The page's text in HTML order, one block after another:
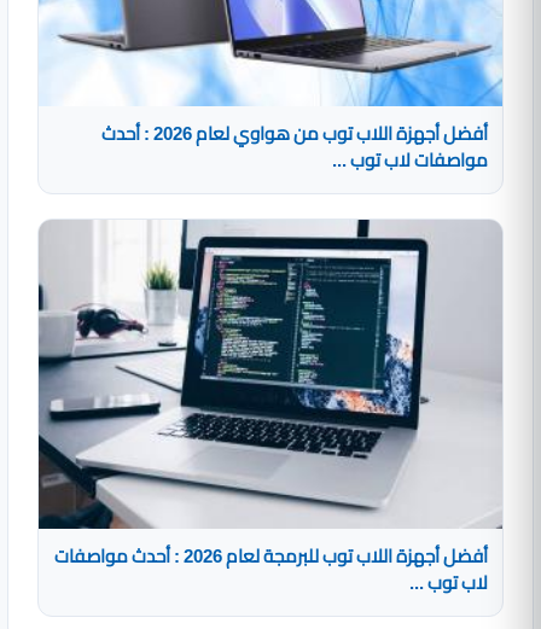
أفضل أجهزة اللاب توب من هواوي لعام 2026 : أحدث
مواصفات لاب توب ...
أفضل أجهزة اللاب توب للبرمجة لعام 2026 : أحدث مواصفات
لاب توب ...